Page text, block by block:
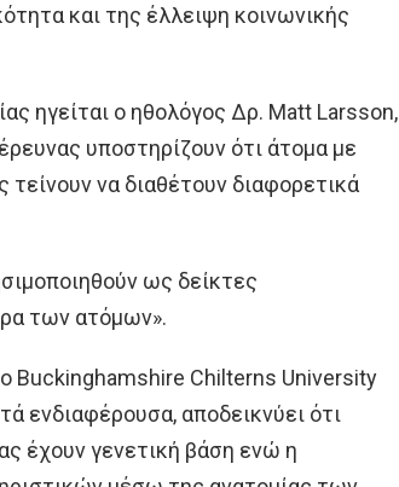
και της έλλειψη κοινωνικής
ηγείται ο ηθολόγος Δρ. Matt Larsson,
υποστηρίζουν ότι άτομα με
να διαθέτουν διαφορετικά
ως δείκτες
των ατόμων».
Buckinghamshire Chilterns University
ενδιαφέρουσα, αποδεικνύει ότι
έχουν γενετική βάση ενώ η